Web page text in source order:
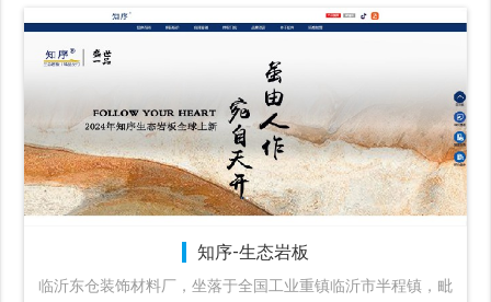
知序-生态岩板
临沂东仓装饰材料厂，坐落于全国工业重镇临沂市半程镇，毗